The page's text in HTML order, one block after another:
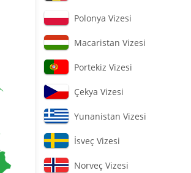
Polonya Vizesi
Macaristan Vizesi
Portekiz Vizesi
Çekya Vizesi
Yunanistan Vizesi
İsveç Vizesi
Norveç Vizesi